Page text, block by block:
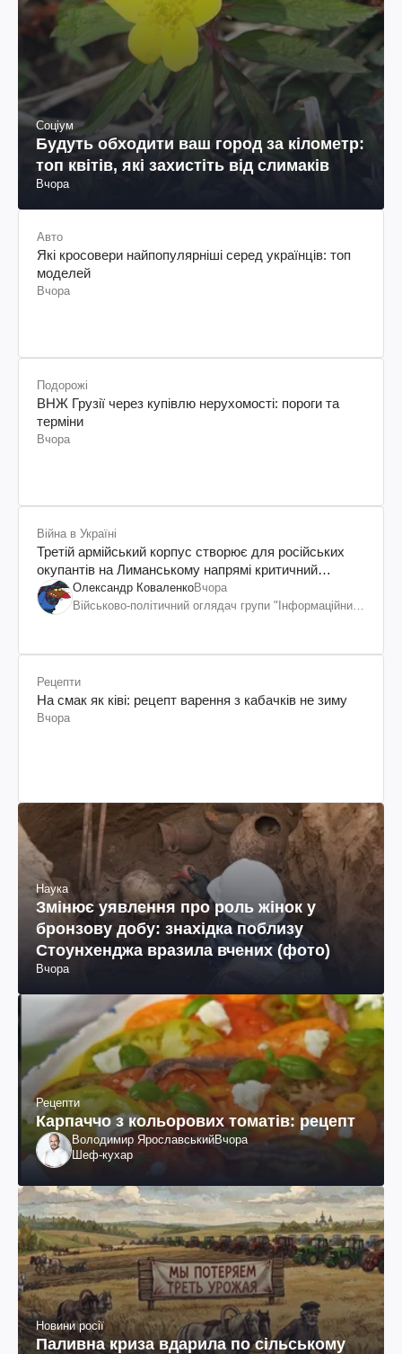
Соціум
Будуть обходити ваш город за кілометр:
топ квітів, які захистіть від слимаків
Вчора
Авто
Які кросовери найпопулярніші серед українців: топ
моделей
Вчора
Подорожі
ВНЖ Грузії через купівлю нерухомості: пороги та
терміни
Вчора
Війна в Україні
Третій армійський корпус створює для російських
окупантів на Лиманському напрямі критичний
дискомфорт: як це вдалося
Олександр КоваленкоВчора
Військово-політичний оглядач групи "Інформаційний
Рецепти
На смак як ківі: рецепт варення з кабачків не зиму
Вчора
Наука
Змінює уявлення про роль жінок у
бронзову добу: знахідка поблизу
Стоунхенджа вразила вчених (фото)
Вчора
Рецепти
Карпаччо з кольорових томатів: рецепт
Володимир ЯрославськийВчора
Шеф-кухар
Новини росії
Паливна криза вдарила по сільському